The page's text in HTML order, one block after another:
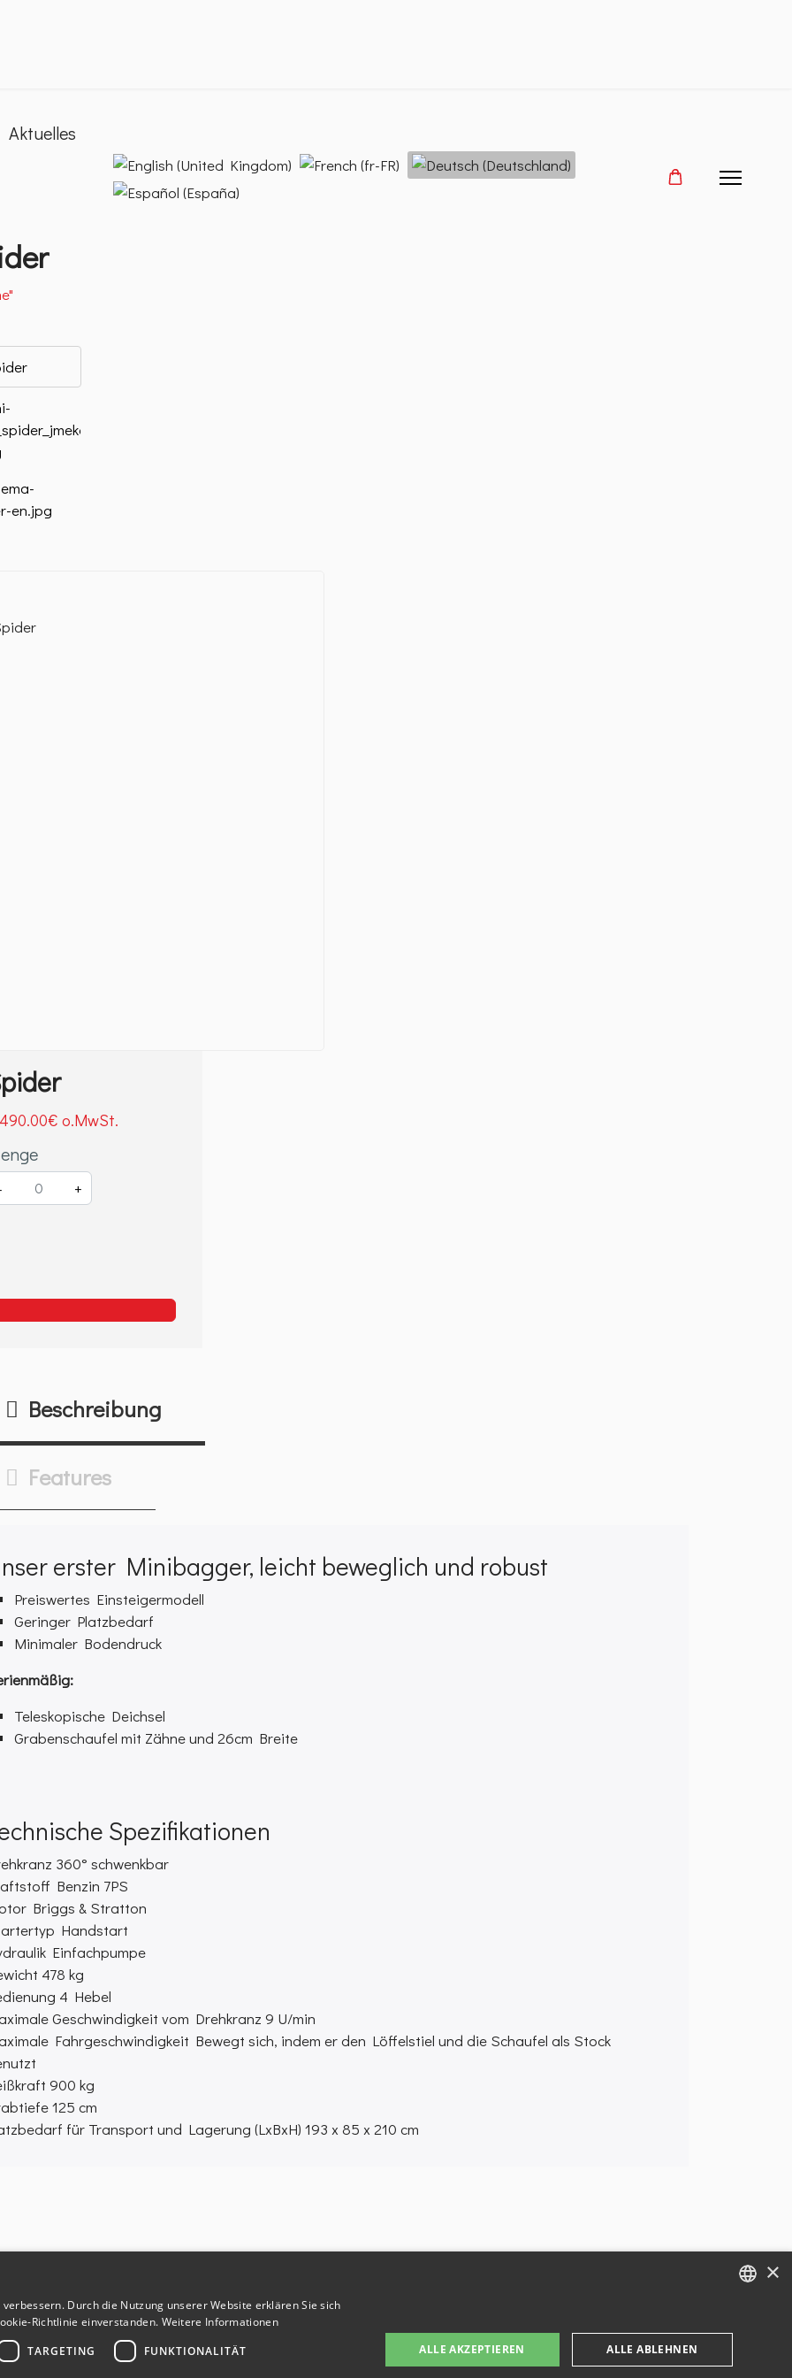
Aktuelles
Sprache auswählen
.00€
+
Beschreibung
Features
erster Minibagger, leicht beweglich und robust
Preiswertes Einsteigermodell
Geringer Platzbedarf
Minimaler Bodendruck
Teleskopische Deichsel
Grabenschaufel mit Zähne und 26cm Breite
Spezifikationen
360° schwenkbar
Benzin 7PS
Briggs & Stratton
Handstart
Einfachpumpe
478 kg
4 Hebel
Geschwindigkeit vom Drehkranz 9 U/min
Fahrgeschwindigkeit Bewegt sich, indem er den Löffelstiel und die Schaufel als Stock
900 kg
125 cm
für Transport und Lagerung (LxBxH) 193 x 85 x 210 cm
×
Durch die Nutzung unserer Website erklären Sie sich
Richtlinie einverstanden. Weitere Informationen
TARGETING
FUNKTIONALITÄT ALLE AKZEPTIEREN ALLE ABLEHNEN